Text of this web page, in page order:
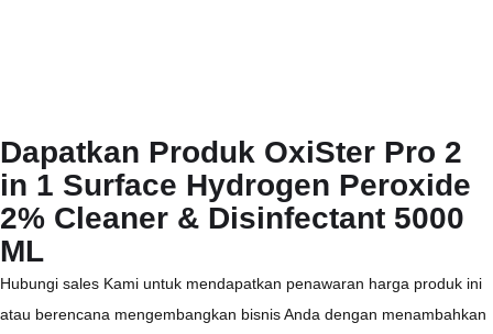
Dapatkan Produk OxiSter Pro 2
in 1 Surface Hydrogen Peroxide
2% Cleaner & Disinfectant 5000
ML
Hubungi sales Kami untuk mendapatkan penawaran harga produk ini
atau berencana mengembangkan bisnis Anda dengan menambahkan